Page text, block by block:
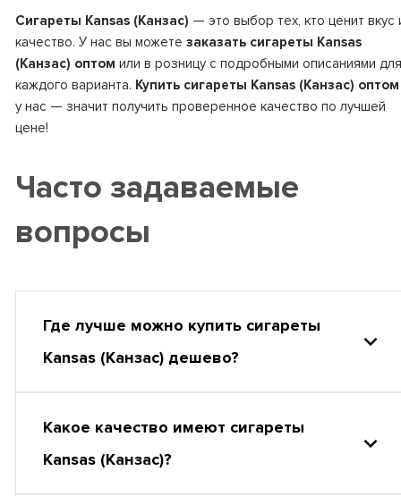
Сигареты Kansas (Канзас) — это выбор тех, кто ценит вкус
качество. У нас вы можете заказать сигареты Kansas
(Канзас) оптом или в розницу с подробными описаниями для
каждого варианта. Купить сигареты Kansas (Канзас) оптом
у нас — значит получить проверенное качество по лучшей
цене!
Часто задаваемые
вопросы
Где лучше можно купить сигареты
Kansas (Канзас) дешево?
Какое качество имеют сигареты
Kansas (Канзас)?